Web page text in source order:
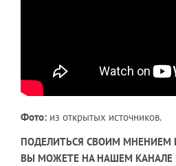
Фото: из открытых источников.
ПОДЕЛИТЬСЯ СВОИМ МНЕНИЕМ
ВЫ МОЖЕТЕ НА НАШЕМ КАНАЛЕ